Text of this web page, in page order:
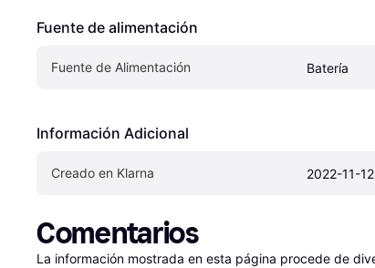
Fuente de alimentación
Fuente de Alimentación Batería
Información Adicional
Creado en Klarna 2022-11-12
Comentarios
La información mostrada en esta página procede de